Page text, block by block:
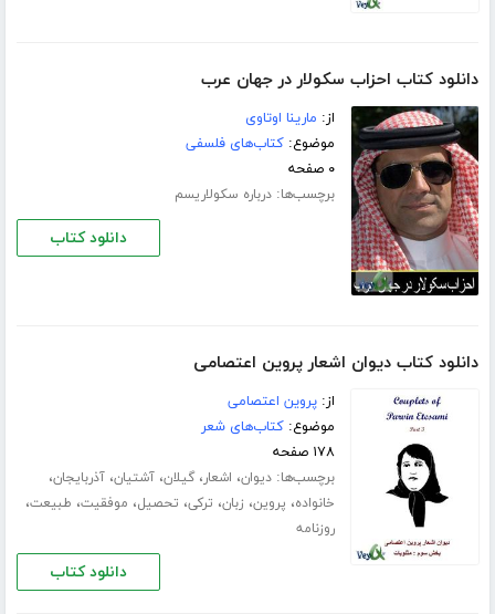
دانلود کتاب احزاب سکولار در جهان عرب
از: مارینا اوتاوی
موضوع:کتاب‌های فلسفی
۰ صفحه
برچسب‌ها:درباره سکولاریسم
دانلود کتاب
دانلود کتاب دیوان اشعار پروین اعتصامی
از:پروین اعتصامی
موضوع:کتاب‌های شعر
۱۷۸ صفحه
برچسب‌ها:دیوان، اشعار،گیلان،آشتیان،آذربایجان،
خانواده، پروین، زبان، ترکی، تحصیل، موفقیت، طبیعت،
روزنامه
دانلود کتاب